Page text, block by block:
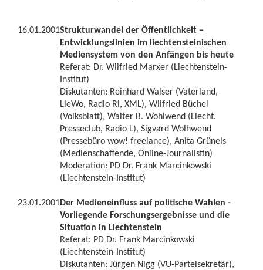
16.01.2001Strukturwandel der Öffentlichkeit –
Entwicklungslinien im liechtensteinischen
Mediensystem von den Anfängen bis heute
Referat: Dr. Wilfried Marxer (Liechtenstein-
Institut)
Diskutanten: Reinhard Walser (Vaterland,
LieWo, Radio Ri, XML), Wilfried Büchel
(Volksblatt), Walter B. Wohlwend (Liecht.
Presseclub, Radio L), Sigvard Wolhwend
(Pressebüro wow! freelance), Anita Grüneis
(Medienschaffende, Online-Journalistin)
Moderation: PD Dr. Frank Marcinkowski
(Liechtenstein-Institut)
23.01.2001Der Medieneinfluss auf politische Wahlen -
Vorliegende Forschungsergebnisse und die
Situation in Liechtenstein
Referat: PD Dr. Frank Marcinkowski
(Liechtenstein-Institut)
Diskutanten: Jürgen Nigg (VU-Parteisekretär),